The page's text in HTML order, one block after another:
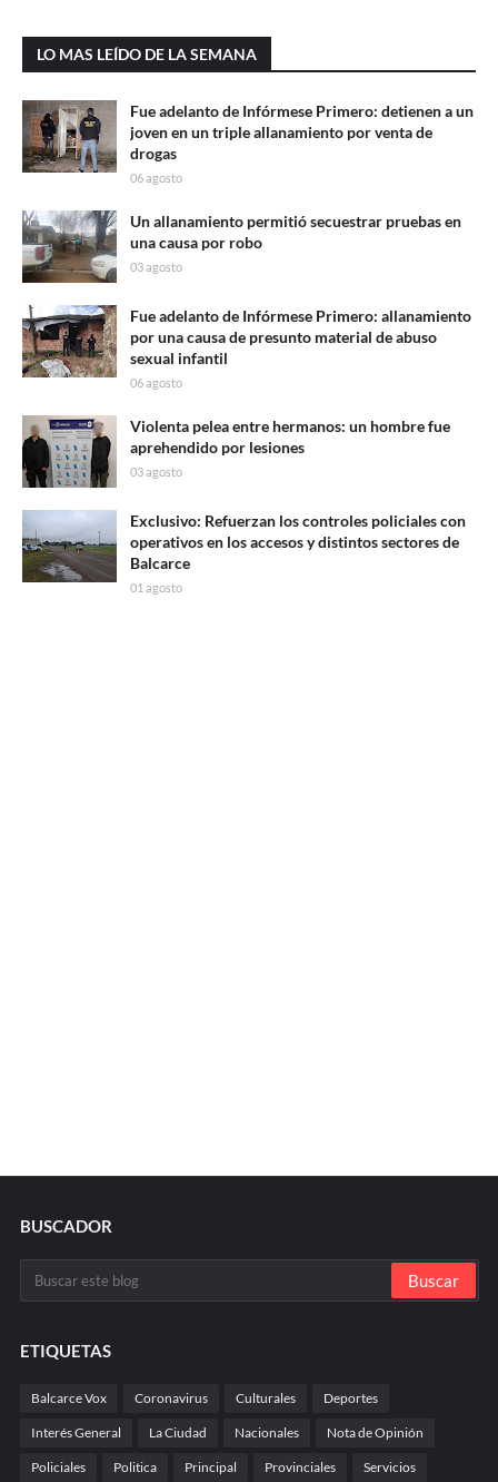
LO MAS LEÍDO DE LA SEMANA
Fue adelanto de Infórmese Primero: detienen a un
joven en un triple allanamiento por venta de
drogas
06 agosto
Un allanamiento permitió secuestrar pruebas en
una causa por robo
03 agosto
Fue adelanto de Infórmese Primero: allanamiento
por una causa de presunto material de abuso
sexual infantil
06 agosto
Violenta pelea entre hermanos: un hombre fue
aprehendido por lesiones
03 agosto
Exclusivo: Refuerzan los controles policiales con
operativos en los accesos y distintos sectores de
Balcarce
01 agosto
BUSCADOR
ETIQUETAS
Balcarce Vox Coronavirus Culturales Deportes
Interés General La Ciudad Nacionales Nota de Opinión
Policiales Politica Principal Provinciales Servicios